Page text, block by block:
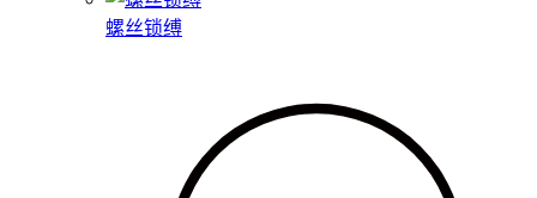
螺丝锁缚